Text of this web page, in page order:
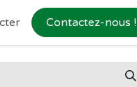
Contactez-nous !